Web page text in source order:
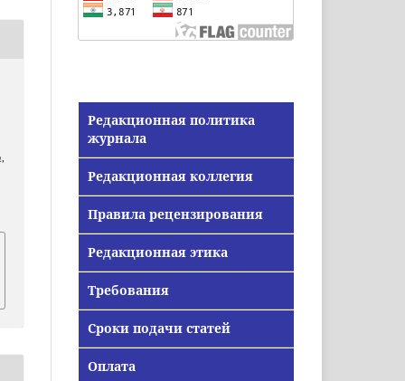
,
Редакционная политика
журнала
Редакционная коллегия
Правила рецензирования
Редакционная этика
Требования
Сроки подачи статей
Оплата